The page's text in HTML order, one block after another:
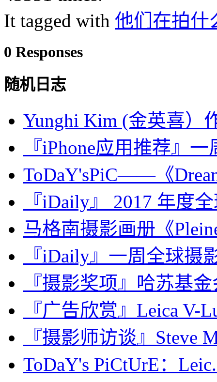
It tagged with 他们在拍什
0 Responses
随机日志
Yunghi Kim (金英喜）
『iPhone应用推荐』
ToDaY'sPiC——《
『iDaily』 2017 年度
马格南摄影画册《
『iDaily』一周全球摄
『摄影奖项』哈苏基
『广告欣赏』Leica V-
『摄影师访谈』Steve
ToDaY's PiCtUrE：